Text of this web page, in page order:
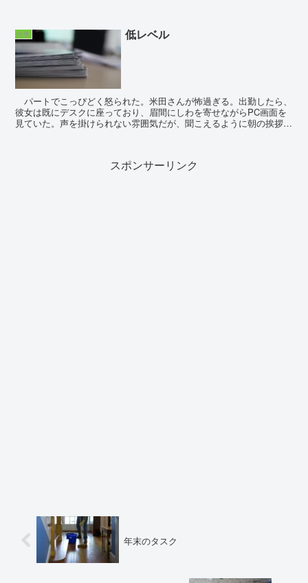
仕事 低レベル
パートでこっぴどく怒られた。米田さんが怖過ぎる。出勤したら、
彼女は既にデスクに座っており、眉間にしわを寄せながらPC画面を
見ていた。声を掛けられない雰囲気だが、聞こえるように朝の挨拶は
スポンサーリンク
年末のタスク